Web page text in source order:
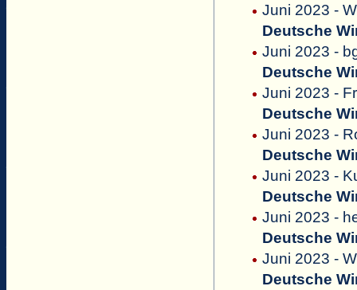
Juni 2023 -
Deutsche
Juni 2023 -
Deutsche
Juni 2023 -
Deutsche
Juni 2023 -
Deutsche
Juni 2023 -
Deutsche
Juni 2023 -
Deutsche
Juni 2023 -
Deutsche